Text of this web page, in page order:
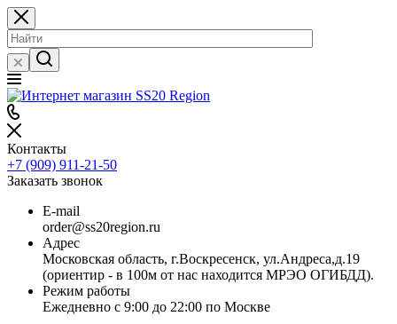
Контакты
+7 (909) 911-21-50
Заказать звонок
E-mail
order@ss20region.ru
Адрес
Московская область, г.Воскресенск, ул.Андреса,д.19
(ориентир - в 100м от нас находится МРЭО ОГИБДД).
Режим работы
Ежедневно с 9:00 до 22:00 по Москве